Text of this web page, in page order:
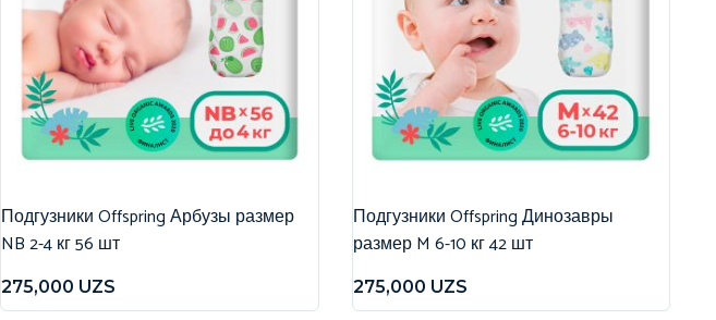
Подгузники Offspring Арбузы размер
NB 2-4 кг 56 шт
275,000 UZS
Подгузники Offspring Динозавры
размер M 6-10 кг 42 шт
275,000 UZS